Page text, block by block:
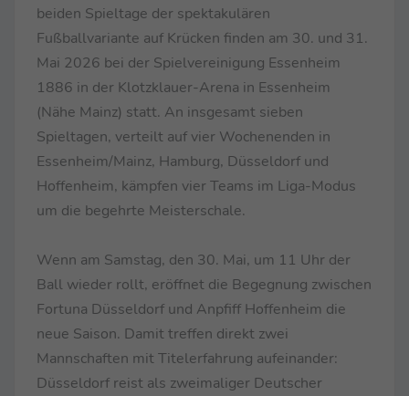
beiden Spieltage der spektakulären
Fußballvariante auf Krücken finden am 30. und 31.
Mai 2026 bei der Spielvereinigung Essenheim
1886 in der Klotzklauer-Arena in Essenheim
(Nähe Mainz) statt. An insgesamt sieben
Spieltagen, verteilt auf vier Wochenenden in
Essenheim/Mainz, Hamburg, Düsseldorf und
Hoffenheim, kämpfen vier Teams im Liga-Modus
um die begehrte Meisterschale.
Wenn am Samstag, den 30. Mai, um 11 Uhr der
Ball wieder rollt, eröffnet die Begegnung zwischen
Fortuna Düsseldorf und Anpfiff Hoffenheim die
neue Saison. Damit treffen direkt zwei
Mannschaften mit Titelerfahrung aufeinander:
Düsseldorf reist als zweimaliger Deutscher